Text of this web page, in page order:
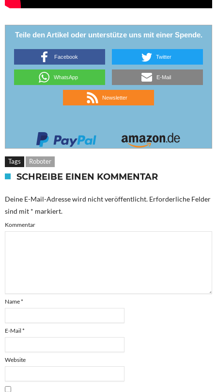
Teile den Artikel oder unterstütze uns mit einer Spende.
Facebook Twitter
WhatsApp E-Mail
Newsletter
Tags Roboter
SCHREIBE EINEN KOMMENTAR
Deine E-Mail-Adresse wird nicht veröffentlicht. Erforderliche Felder
sind mit * markiert.
Kommentar
Name*
E-Mail *
Website